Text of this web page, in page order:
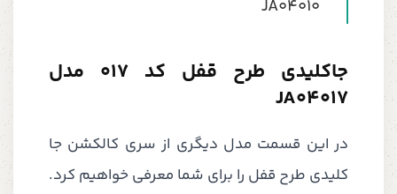
JA04010
جاکلیدی طرح قفل کد 017 مدل
JA04017
در این قسمت مدل دیگری از سری کالکشن جا
کلیدی طرح قفل را برای شما معرفی خواهیم کرد.